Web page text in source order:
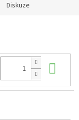
Diskuze